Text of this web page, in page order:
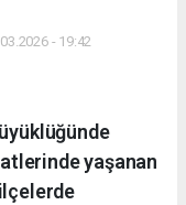
- 19:42
yaşanan